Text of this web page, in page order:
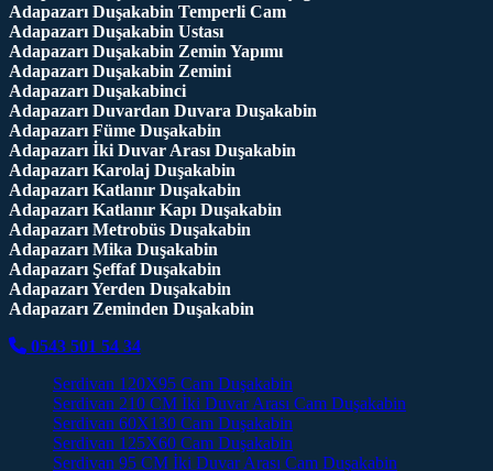
Adapazarı Duşakabin Temperli Cam
Adapazarı Duşakabin Ustası
Adapazarı Duşakabin Zemin Yapımı
Adapazarı Duşakabin Zemini
Adapazarı Duşakabinci
Adapazarı Duvardan Duvara Duşakabin
Adapazarı Füme Duşakabin
Adapazarı İki Duvar Arası Duşakabin
Adapazarı Karolaj Duşakabin
Adapazarı Katlanır Duşakabin
Adapazarı Katlanır Kapı Duşakabin
Adapazarı Metrobüs Duşakabin
Adapazarı Mika Duşakabin
Adapazarı Şeffaf Duşakabin
Adapazarı Yerden Duşakabin
Adapazarı Zeminden Duşakabin
0543 501 54 34
Serdivan 120X95 Cam Duşakabin
Serdivan 210 CM İki Duvar Arası Cam Duşakabin
Serdivan 60X130 Cam Duşakabin
Serdivan 125X60 Cam Duşakabin
Serdivan 95 CM İki Duvar Arası Cam Duşakabin